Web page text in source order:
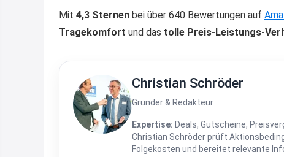
Mit 4,3 Sternen bei über 640 Bewertungen auf
Tragekomfort und das tolle Preis-Leistungs-
Christian Schröder
Gründer & Redakteur
Expertise: Deals, Gutscheine,
Christian Schröder prüft
Folgekosten und bereitet relevante